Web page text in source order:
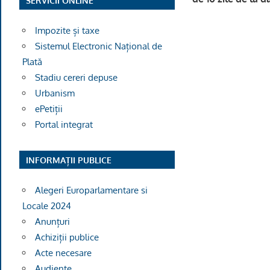
Ofiţer
Impozite și taxe
Sistemul Electronic Național de
Plată
Stadiu cereri depuse
Urbanism
ePetiții
Portal integrat
INFORMAȚII PUBLICE
Alegeri Europarlamentare si
Locale 2024
Anunțuri
Achiziții publice
Acte necesare